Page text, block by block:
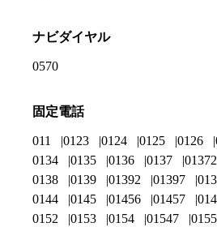
ナビダイヤル
0570
固定電話
011 0123 0124 0125 0126
0134
0135 0136 0137 01372
0138
0139 01392 01397
0144
0145 01456 01457
0152
0153 0154 01547 0155